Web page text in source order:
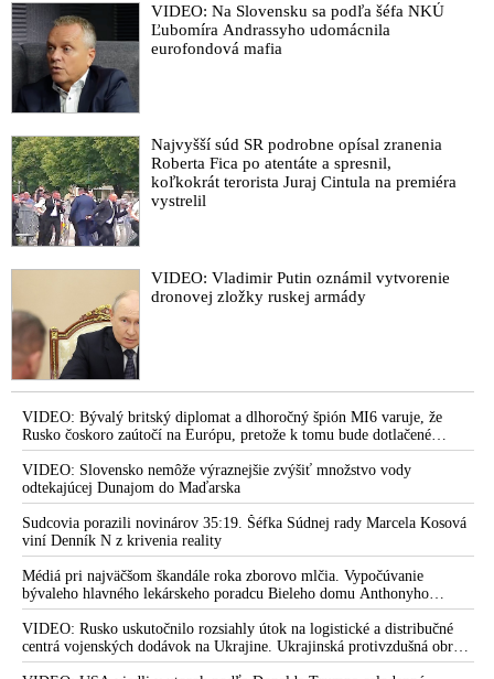
VIDEO: Na Slovensku sa podľa šéfa NKÚ
Ľubomíra Andrassyho udomácnila
eurofondová mafia
Najvyšší súd SR podrobne opísal zranenia
Roberta Fica po atentáte a spresnil,
koľkokrát terorista Juraj Cintula na premiéra
vystrelil
VIDEO: Vladimir Putin oznámil vytvorenie
dronovej zložky ruskej armády
VIDEO: Bývalý britský diplomat a dlhoročný špión MI6 varuje, že
Rusko čoskoro zaútočí na Európu, pretože k tomu bude dotlačené
rovnako, ako bolo dotlačené k invázii na Ukrajinu v roku 2022.
Zelenskyj medzitým v Kyjeve naliehal na zhromaždených diplomatov,
aby vo svete zháňali energie pre Ukrajinu na zimu. Putin vraj bude
mobilizovať a vojna sa do zimy pravdepodobne neskončí
VIDEO: Slovensko nemôže výraznejšie zvýšiť množstvo vody
odtekajúcej Dunajom do Maďarska
Sudcovia porazili novinárov 35:19. Šéfka Súdnej rady Marcela Kosová
viní Denník N z krivenia reality
Médiá pri najväčšom škandále roka zborovo mlčia. Vypočúvanie
bývaleho hlavného lekárskeho poradcu Bieleho domu Anthonyho
Fauciho pred výborom amerického Senátu väčšina médií ignorovala
VIDEO: Rusko uskutočnilo rozsiahly útok na logistické a distribučné
centrá vojenských dodávok na Ukrajine. Ukrajinská protivzdušná obrana
nedokázala počas ničivého nočného útoku na Kyjev a jeho okolie